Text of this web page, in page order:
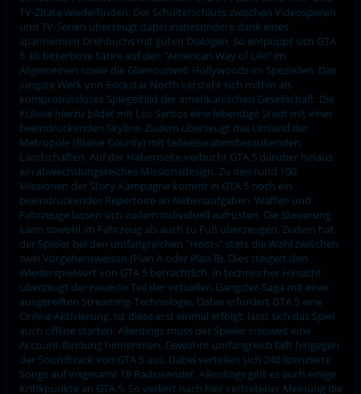
TV-Zitate wiederfinden. Der Schulterschluss zwischen Videospielen
und TV-Serien überzeugt dabei insbesondere dank eines
spannenden Drehbuchs mit guten Dialogen. So entpuppt sich GTA
5 als bitterböse Satire auf den "American Way of Life" im
Allgemeinen sowie die Glamourwelt Hollywoods im Speziellen. Das
jüngste Werk von Rockstar North versteht sich mithin als
kompromissloses Spiegelbild der amerikanischen Gesellschaft. Die
Kulisse hierzu bildet mit Los Santos eine lebendige Stadt mit einer
beeindruckenden Skyline. Zudem überzeugt das Umland der
Metropole (Blaine County) mit teilweise atemberaubenden
Landschaften. Auf der Habenseite verbucht GTA 5 darüber hinaus
ein abwechslungsreiches Missionsdesign. Zu den rund 100
Missionen der Story-Kampagne kommt in GTA 5 noch ein
beeindruckendes Repertoire an Nebenaufgaben. Waffen und
Fahrzeuge lassen sich zudem individuell aufrüsten. Die Steuerung
kann sowohl im Fahrzeug als auch zu Fuß überzeugen. Zudem hat
der Spieler bei den umfangreichen "Heists" stets die Wahl zwischen
zwei Vorgehensweisen (Plan A oder Plan B). Dies steigert den
Wiederspielwert von GTA 5 beträchtlich. In technischer Hinsicht
überzeugt der neueste Teil der virtuellen Gangster-Saga mit einer
ausgereiften Streaming-Technologie. Dabei erfordert GTA 5 eine
Online-Aktivierung. Ist diese erst einmal erfolgt, lässt sich das Spiel
auch offline starten. Allerdings muss der Spieler insoweit eine
Account-Bindung hinnehmen. Gewohnt umfangreich fällt hingegen
der Soundtrack von GTA 5 aus. Dabei verteilen sich 240 lizenzierte
Songs auf insgesamt 18 Radiosender. Allerdings gibt es auch einige
Kritikpunkte an GTA 5. So verliert nach hier vertretener Meinung die